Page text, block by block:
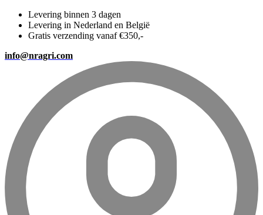
Levering binnen 3 dagen
Levering in Nederland en België
Gratis verzending vanaf €350,-
info@nragri.com